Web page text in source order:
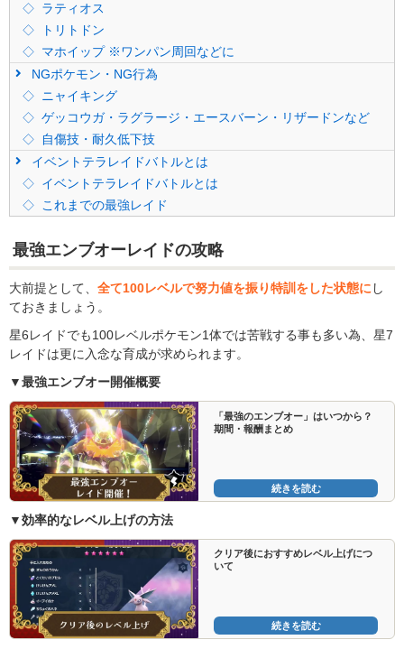
ラティオス
トリトドン
マホイップ ※ワンパン周回などに
NGポケモン・NG行為
ニャイキング
ゲッコウガ・ラグラージ・エースバーン・リザードンなど
自傷技・耐久低下技
イベントテラレイドバトルとは
イベントテラレイドバトルとは
これまでの最強レイド
最強エンブオーレイドの攻略
大前提として、 全て100レベルで努力値を振り特訓をした状態に し
ておきましょう。
星6レイドでも100レベルポケモン1体では苦戦する事も多い為、星7
レイドは更に入念な育成が求められます。
▼最強エンブオー開催概要
「最強のエンブオー」はいつから？
期間・報酬まとめ
続きを読む
▼効率的なレベル上げの方法
クリア後におすすめレベル上げにつ
いて
続きを読む